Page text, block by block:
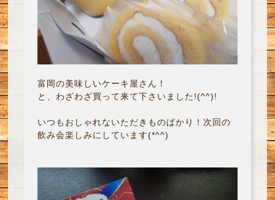
富岡の美味しいケーキ屋さん！
と、わざわざ買って来て下さいました!(^^)!
いつもおしゃれないただきものばかり！次回の
飲み会楽しみにしています(*^^)